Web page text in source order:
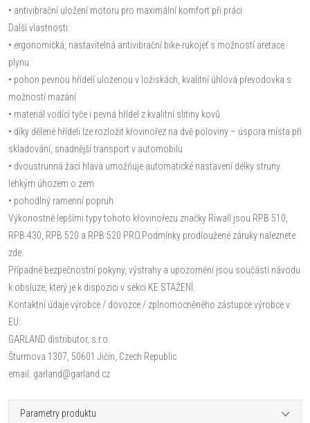
• antivibrační uložení motoru pro maximální komfort při práci
Další vlastnosti:
• ergonomická, nastavitelná antivibrační bike-rukojeť s možností aretace
plynu
• pohon pevnou hřídelí uloženou v ložiskách, kvalitní úhlová převodovka s
možností mazání
• materiál vodící tyče i pevná hřídel z kvalitní slitiny kovů
• díky dělené hřídeli lze rozložit křovinořez na dvě poloviny – úspora místa při
skladování, snadnější transport v automobilu
• dvoustrunná žací hlava umožňuje automatické nastavení délky struny
lehkým úhozem o zem
• pohodlný ramenní popruh
Výkonostně lepšími typy tohoto křovinořezu značky Riwall jsou RPB 510,
RPB 430, RPB 520 a RPB 520 PRO.Podmínky prodloužené záruky naleznete
zde.
Případné bezpečnostní pokyny, výstrahy a upozornění jsou součástí návodu
k obsluze, který je k dispozici v sekci KE STAŽENÍ.
Kontaktní údaje výrobce / dovozce / zplnomocněného zástupce výrobce v
EU:
GARLAND distributor, s.r.o.
Šturmova 1307, 50601 Jičín, Czech Republic
email: garland@garland.cz
Parametry produktu